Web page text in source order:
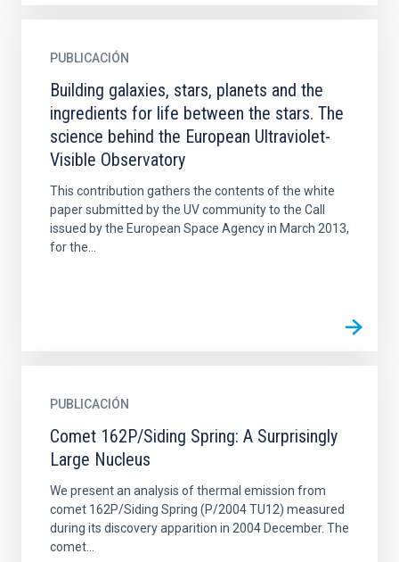
PUBLICACIÓN
Building galaxies, stars, planets and the
ingredients for life between the stars. The
science behind the European Ultraviolet-
Visible Observatory
This contribution gathers the contents of the white
paper submitted by the UV community to the Call
issued by the European Space Agency in March 2013,
for the...
PUBLICACIÓN
Comet 162P/Siding Spring: A Surprisingly
Large Nucleus
We present an analysis of thermal emission from
comet 162P/Siding Spring (P/2004 TU12) measured
during its discovery apparition in 2004 December. The
comet...